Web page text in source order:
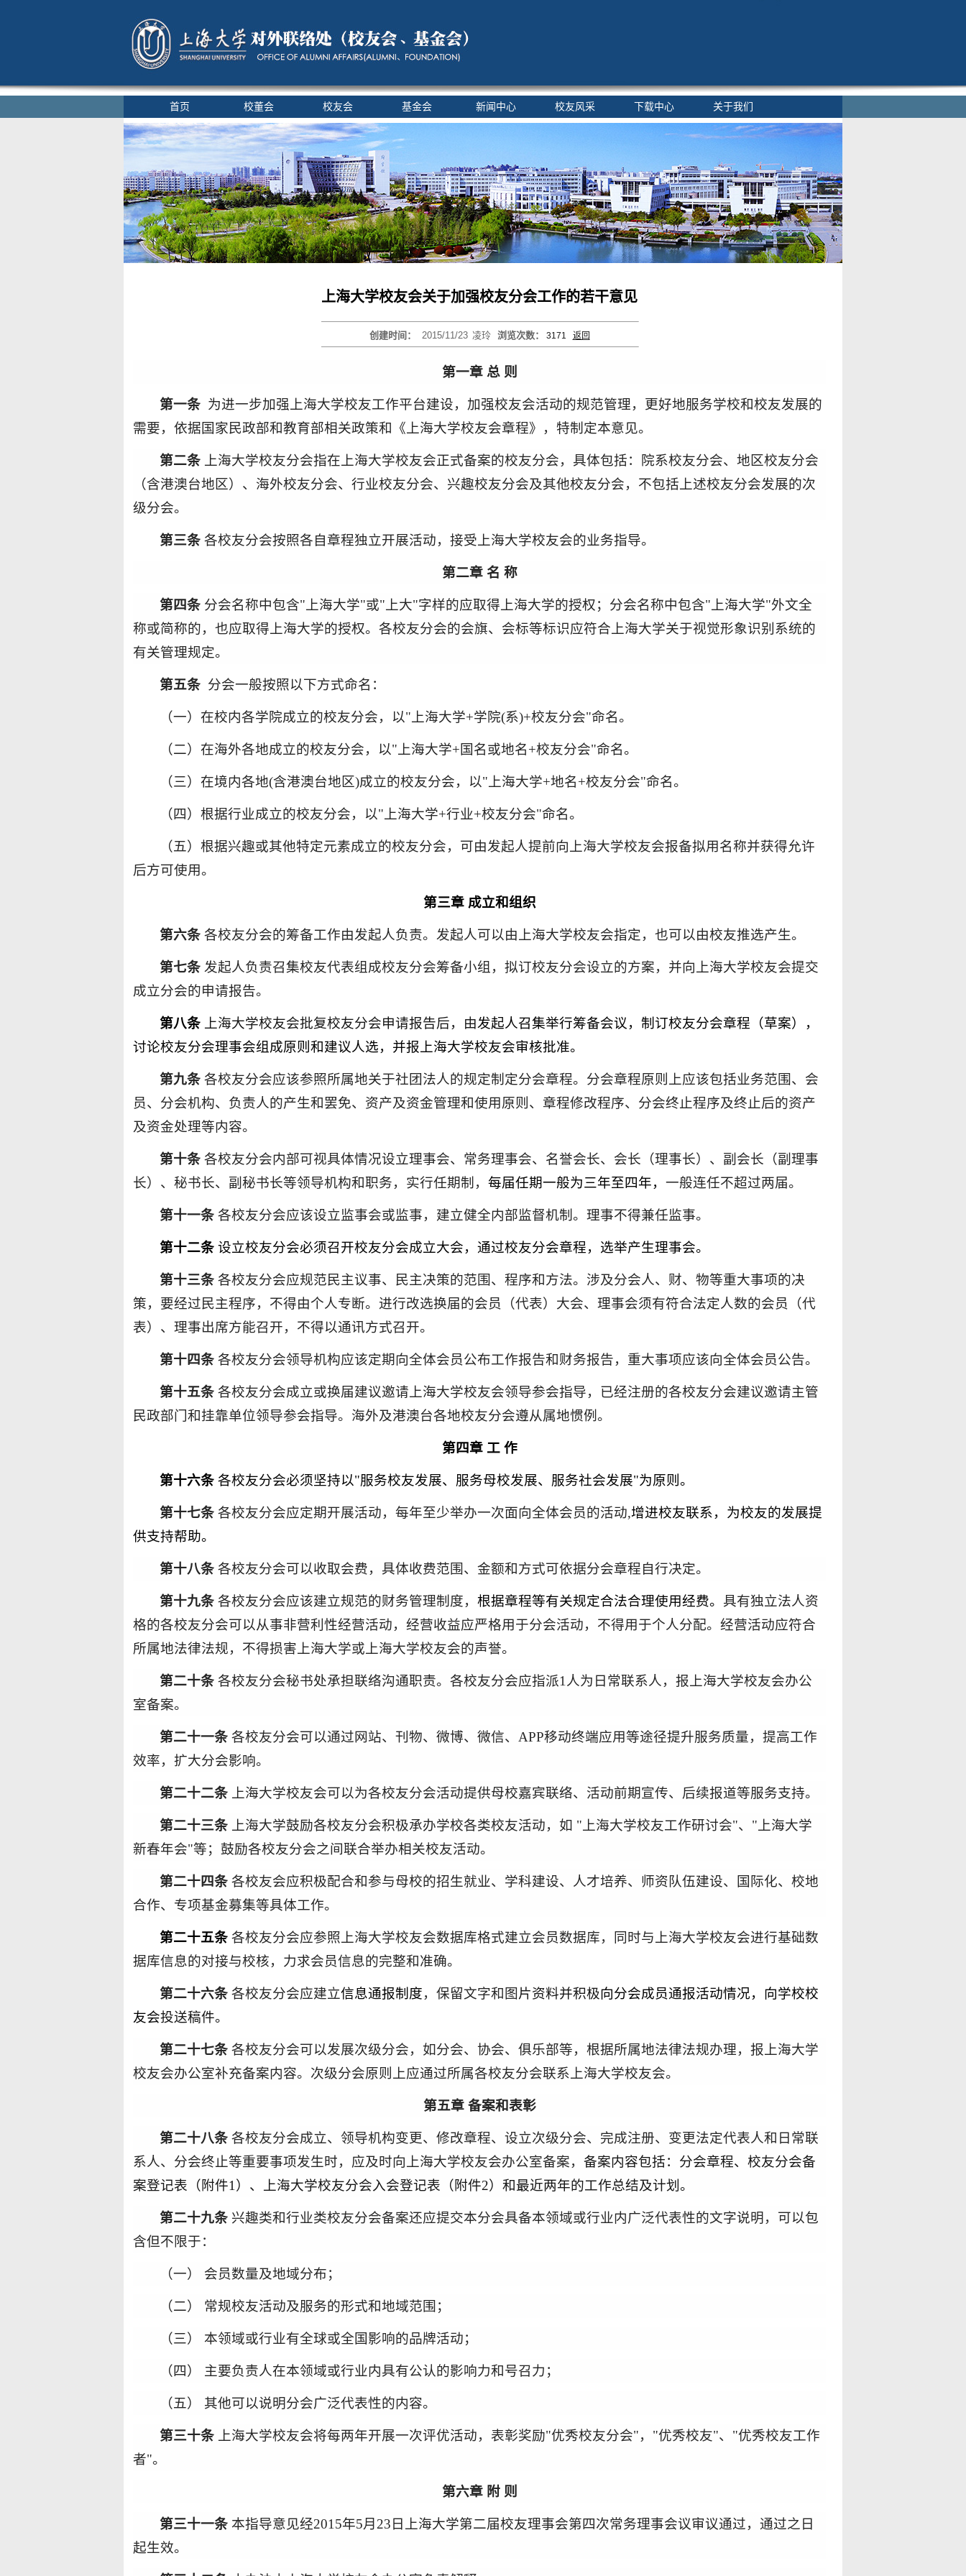
首页 校董会 校友会 基金会 新闻中心 校友风采 下载中心 关于我们
上海大学校友会关于加强校友分会工作的若干意见
创建时间： 2015/11/23 凌玲 浏览次数： 3171 返回
第一章 总 则
第一条 为进一步加强上海大学校友工作平台建设， 加强校友会活动的规范管理，更好地服务学校和校友发展的
需要， 依据国家民政部和教育部相关政策和《上海大学校友会章程》 ， 特制定本意见。
第二条 上海大学校友分会指在上海大学校友会正式备案的校友分会， 具体包括：院系校友分会、地区校友分会
（含港澳台地区）、海外校友分会、行业校友分会、兴趣校友分会及其他校友分会，不包括上述校友分会发展的次
级分会。
第三条 各校友分会按照各自章程独立开展活动，接受上海大学校友会的业务指导。
第二章 名 称
第四条 分会名称中包含" 上海大学"或"上大"字样的应取得上海大学的授权；分会名称中包含" 上海大学"外文全
称或简称的，也应取得上海大学的授权。各校友分会的会旗、会标等标识应符合上海大学关于视觉形象识别系统的
有关管理规定。
第五条 分会一般按照以下方式命名：
（一）在校内各学院成立的校友分会，以" 上海大学+学院(系)+校友分会"命名。
（二）在海外各地成立的校友分会， 以"上海大学+国名或地名+校友分会"命名。
（三）在境内各地(含港澳台地区)成立的校友分会，以"上海大学+地名+校友分会"命名。
（四）根据行业成立的校友分会，以"上海大学+行业+校友分会"命名。
（五）根据兴趣或其他特定元素成立的校友分会，可由发起人提前向上海大学校友会报备拟用名称并获得允许
后方可使用。
第三章 成立和组织
第六条 各校友分会的筹备工作由发起人负责。发起人可以由 上海大学校友会指定，也可以由校友推选产生。
第七条 发起人负责召集校友代表组成校友分会筹备小组，拟订校友分会设立的方案，并向 上海大学校友会提交
成立分会的申请报告。
第八条 上海大学校友会批复校友分会申请报告后，由发起人召集举行筹备会议，制订校友分会章程（草案），
讨论校友分会理事会组成原则和建议人选， 并报 上海大学校友会审核批准。
第九条 各校友分会应该参照所属地关于社团法人的规定制定分会章程。分会章程原则上应该包括业务范围、会
员、分会机构、负责人的产生和罢免、资产及资金管理和使用原则、章程修改程序、分会终止程序及终止后的资产
及资金处理等内容。
第十条 各校友分会内部可视具体情况设立理事会、常务理事会、 名誉会长、会长（理事长）、副会长（副理事
长）、秘书长、 副秘书长等领导机构和职务，实行任期制， 每届任期一般为三年至 四年， 一般连任不超过两届。
第十一条 各校友分会应该设立监事会或监事，建立健全内部监督机制。理事不得兼任监事。
第十二条 设立校友分会必须召开校友分会成立大会，通过校友分会章程，选举产生理事会。
第十三条 各校友分会应规范民主议事、民主决策的范围、程序和方法。涉及分会人、财、物等重大事项的决
策，要经过民主程序，不得由个人专断。进行改选换届的会员（代表）大会、理事会须有符合法定人数的会员（代
表）、理事出席方能召开，不得以通讯方式召开。
第十四条 各校友分会领导机构应该定期向全体会员公布工作报告和财务报告，重大事项应该向全体会员公告。
第十五条 各校友分会成立或换届建议邀请上海大学校友会领导参会指导， 已经注册的各校友分会建议邀请主管
民政部门和挂靠单位领导参会指导。海外及港澳台各地校友分会遵从属地惯例。
第四章工 作
第十六条 各校友分会必须坚持以"服务校友发展、服务母校发展、服务社会发展"为原则。
第十七条 各校友分会应定期开展活动，每年至少举办一次面向全体会员的活动,增进校友联系，为校友的发展提
供支持帮助。
第十八条 各校友分会可以收取会费，具体收费范围、金额和方式可依据分会章程自行决定。
第十九条 各校友分会应该建立规范的财务管理制度，根据章程等有关规定合法合理使用经费。 具有独立法人资
格的各校友分会可以从事非营利性经营活动，经营收益应严格用于分会活动，不得用于个人分配。经营活动应符合
所属地法律法规，不得损害上海大学或上海大学校友会的声誉。
第二十条 各校友分会秘书处承担联络沟通职责。各校友分会应指派1人为日常联系人，报上海大学校友会办公
室备案。
第二十一条 各校友分会可以通过网站、刊物、微博、微信、APP移动终端应用等途径提升服务质量，提高工作
效率，扩大分会影响。
第二十二条 上海大学校友会可以为各校友分会活动提供母校嘉宾联络、活动前期宣传、后续报道等服务支持。
第二十三条 上海大学鼓励各校友分会积极承办学校各类校友活动，如 " 上海大学校友工作研讨会"、" 上海大学
新春年会"等；鼓励各校友分会之间联合举办相关校友活动。
第二十四条 各校友会应积极配合和参与母校的招生就业、 学科建设、 人才培养、 师资队伍建设、国际化、校地
合作、 专项基金募集等具体工作。
第二十五条各校友分会应参照上海大学校友会数据库格式建立会员数据库，
同时与上海大学校友会进行基础数
据库信息的对接与校核，力求会员信息的完整和准确。
第二十六条 各校友分会应建立信息通报制度，保留文字和图 片资料并积极向分会成员通报活动情况，向学校校
友会投送稿件。
第二十七条 各校友分会可以发展次级分会，如分会、协会、俱乐部等，根据所属地法律法规办理，报上海大学
校友会办公室补充备案内容。次级分会原则上应通过所属各校友分会联系上海大学校友会。
第五章 备案和表彰
第二十八条 各校友分会成立、领导机构变更、修改章程、设立次级分会、完成注册、变更法定代表人和日常联
系人、分会终止等重要事项发生时，应及时向上海大学校友会办公室备案， 备案内容包括：分会章程、 校友分会备
案登记表 （ 附件1 ） 、 上海大学校友分会入会登记表 （附件2）和最近两年的工作总结及计划。
第二十九条 兴趣类和行业类校友分会备案还应提交本分会具备本领域或行业内广泛代表性的文字说明，可以包
含但不限于：
（一） 会员数量及地域分布；
（二） 常规校友活动及服务的形式和地域范围；
（三） 本领域或行业有全球或全国影响的品牌活动；
（ 四 ） 主要负责人在本领域或行业内具有公认的影响力和号召力；
（五） 其他可以说明分会广泛代表性的内容。
第三十条 上海大学校友会将每两年开展一次评优活动，表彰奖励"优秀校友分会"，"优秀校友"、"优秀校友工作
者"。
第六章 附 则
第三十一条 本指导意见经2015年5月23日上海大学第二届校友理事会第四次常务理事会议审议通过，通过之日
起生效。